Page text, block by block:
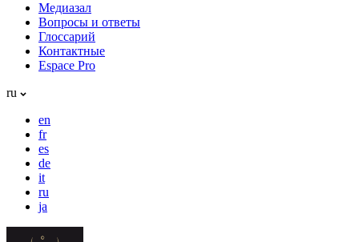
Медиазал
Вопросы и ответы
Глоссарий
Контактные
Espace Pro
ru
en
fr
es
de
it
ru
ja